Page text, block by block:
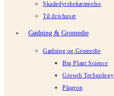
Skadedyrsbekæmpelse
Til drivhuset
Gødning & Gromedie
Gødning og Gromedie
Big Plant Science
Growth Technology
Plagron